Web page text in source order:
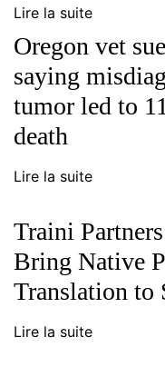
Lire la suite
Oregon vet
saying
tumor led to
death
Lire la suite
Traini
Bring Native
Translation to
Lire la suite